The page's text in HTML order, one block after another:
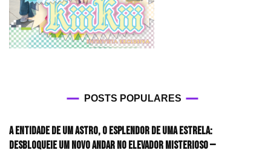
POSTS POPULARES
A entidade de um astro, o esplendor de uma estrela:
desbloqueie um novo andar no elevador misterioso —